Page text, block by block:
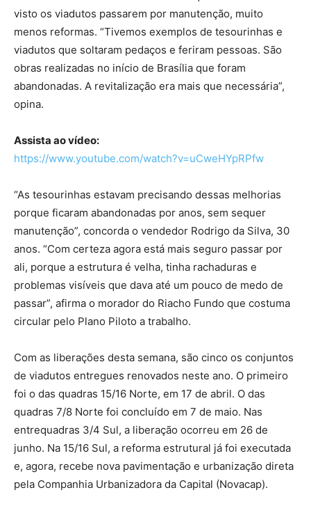
visto os viadutos passarem por manutenção, muito
menos reformas. “Tivemos exemplos de tesourinhas e
viadutos que soltaram pedaços e feriram pessoas. São
obras realizadas no início de Brasília que foram
abandonadas. A revitalização era mais que necessária”,
opina.
Assista ao vídeo:
https://www.youtube.com/watch?v=uCweHYpRPfw
“As tesourinhas estavam precisando dessas melhorias
porque ficaram abandonadas por anos, sem sequer
manutenção”, concorda o vendedor Rodrigo da Silva, 30
anos. “Com certeza agora está mais seguro passar por
ali, porque a estrutura é velha, tinha rachaduras e
problemas visíveis que dava até um pouco de medo de
passar”, afirma o morador do Riacho Fundo que costuma
circular pelo Plano Piloto a trabalho.
Com as liberações desta semana, são cinco os conjuntos
de viadutos entregues renovados neste ano. O primeiro
foi o das quadras 15/16 Norte, em 17 de abril. O das
quadras 7/8 Norte foi concluído em 7 de maio. Nas
entrequadras 3/4 Sul, a liberação ocorreu em 26 de
junho. Na 15/16 Sul, a reforma estrutural já foi executada
e, agora, recebe nova pavimentação e urbanização direta
pela Companhia Urbanizadora da Capital (Novacap).